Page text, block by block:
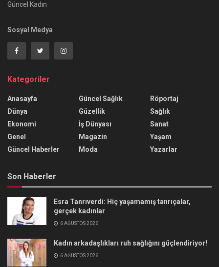
Güncel Kadın
Sosyal Medya
Kategoriler
Anasayfa
Dünya
Ekonomi
Genel
Güncel Haberler
Güncel Sağlık
Güzellik
İş Dünyası
Magazin
Moda
Röportaj
Sağlık
Sanat
Yaşam
Yazarlar
Son Haberler
Esra Tanrıverdi: Hiç yaşamamış tanrıçalar,
gerçek kadınlar
6 AĞUSTOS 2026
Kadın arkadaşlıkları ruh sağlığını güçlendiriyor!
6 AĞUSTOS 2026